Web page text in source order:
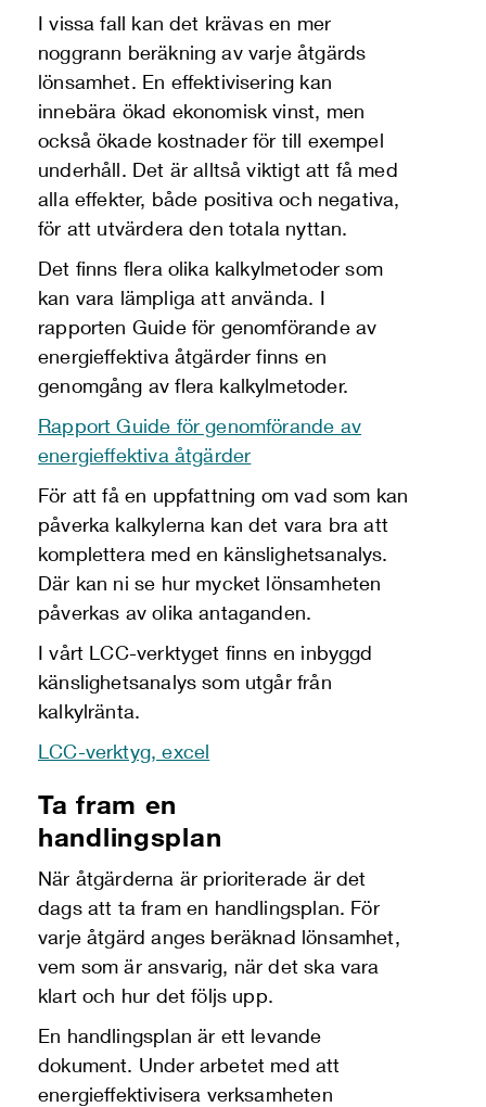
I vissa fall kan det krävas en mer
noggrann beräkning av varje åtgärds
lönsamhet. En effektivisering kan
innebära ökad ekonomisk vinst, men
också ökade kostnader för till exempel
underhåll. Det är alltså viktigt att få med
alla effekter, både positiva och negativa,
för att utvärdera den totala nyttan.
Det finns flera olika kalkylmetoder som
kan vara lämpliga att använda. I
rapporten Guide för genomförande av
energieffektiva åtgärder finns en
genomgång av flera kalkylmetoder.
Rapport Guide för genomförande av
energieffektiva åtgärder
För att få en uppfattning om vad som kan
påverka kalkylerna kan det vara bra att
komplettera med en känslighetsanalys.
Där kan ni se hur mycket lönsamheten
påverkas av olika antaganden.
I vårt LCC-verktyget finns en inbyggd
känslighetsanalys som utgår från
kalkylränta.
LCC-verktyg, excel
Ta fram en
handlingsplan
När åtgärderna är prioriterade är det
dags att ta fram en handlingsplan. För
varje åtgärd anges beräknad lönsamhet,
vem som är ansvarig, när det ska vara
klart och hur det följs upp.
En handlingsplan är ett levande
dokument. Under arbetet med att
energieffektivisera verksamheten